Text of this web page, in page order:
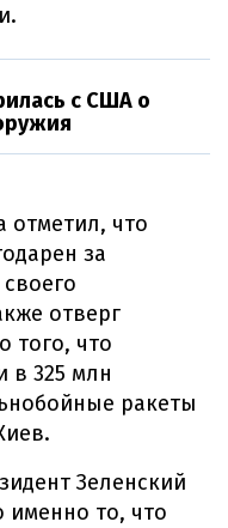
с США о
отметил, что
за
отверг
того, что
в 325 млн
ракеты
Зеленский
именно то, что